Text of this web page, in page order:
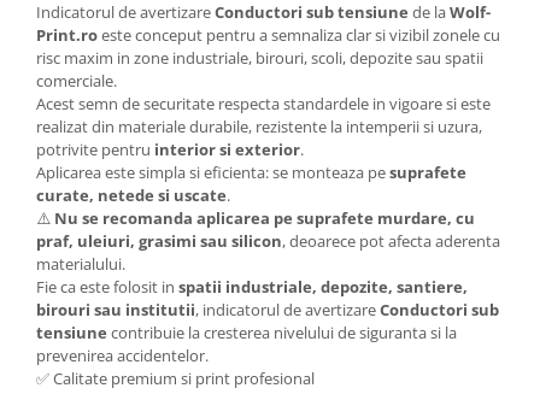
Indicatorul de avertizareConductori sub tensiune de laWolf-
Print.roeste conceput pentru a semnaliza clar si vizibil zonele cu
risc maxim in zone industriale, birouri, scoli, depozite sau spatii
comerciale.
Acest semn de securitate respecta standardele in vigoare si este
realizat din materiale durabile, rezistente la intemperii si uzura,
potrivite pentru interior si exterior.
Aplicarea este simpla si eficienta: se monteaza pesuprafete
curate, netede si uscate.
⚠️ Nu se recomanda aplicarea pe suprafete murdare, cu
praf, uleiuri, grasimi sau silicon, deoarece pot afecta aderenta
materialului.
Fie ca este folosit in spatii industriale, depozite, santiere,
birouri sau institutii, indicatorul de avertizareConductori sub
tensiune contribuie la cresterea nivelului de siguranta si la
prevenirea accidentelor.
✅ Calitate premium si print profesional